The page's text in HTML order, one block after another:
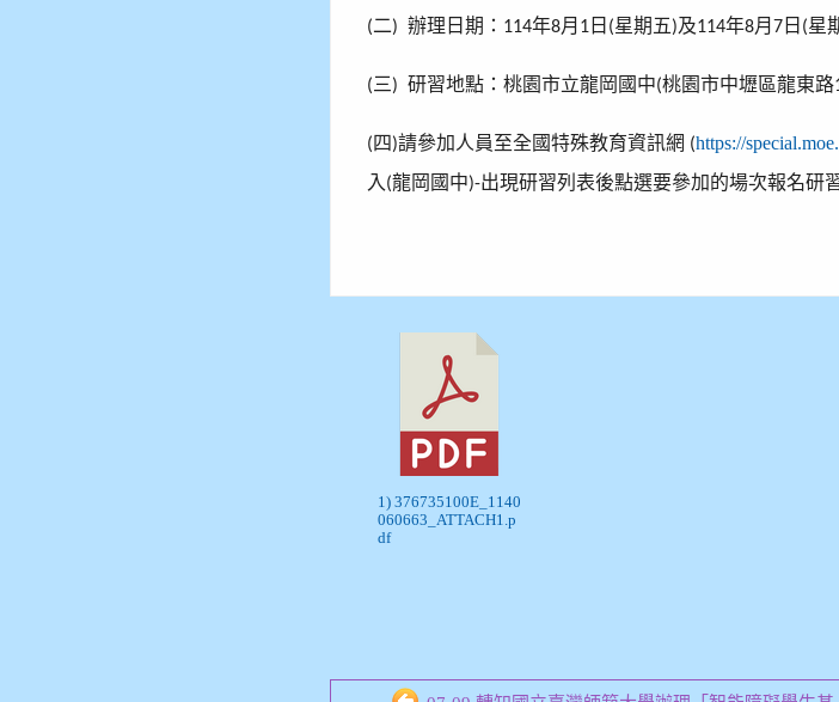
(二)辦理日期： 114年8月 1 日 (星期五)及114年8月7 日 (星
(三)研習地點：桃園市立龍岡國中(桃園市中壢區龍東路
(四)請參加人員至全國特殊教育資訊網 (https://
入 (龍岡國中)-出現研習列表後點選要參加的場次報名研
1) 376735100E_1140
060663_ATTACH1.p
df